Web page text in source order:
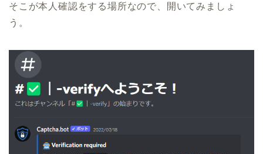
そこが本人確認をする場所なので、開いてみましょ
う。